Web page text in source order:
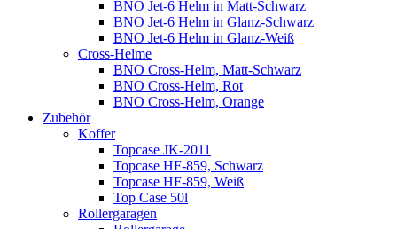
BNO Jet-6 Helm in Matt-Schwarz
BNO Jet-6 Helm in Glanz-Schwarz
BNO Jet-6 Helm in Glanz-Weiß
Cross-Helme
BNO Cross-Helm, Matt-Schwarz
BNO Cross-Helm, Rot
BNO Cross-Helm, Orange
Zubehör
Koffer
Topcase JK-2011
Topcase HF-859, Schwarz
Topcase HF-859, Weiß
Top Case 50l
Rollergaragen